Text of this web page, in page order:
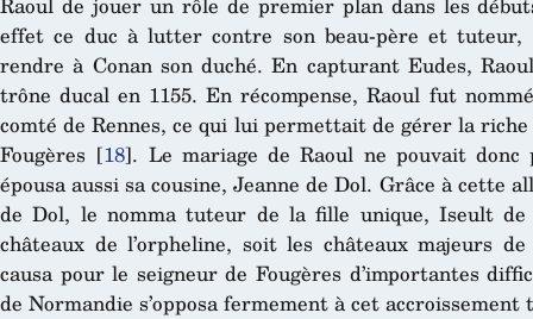
effet ce duc à lutter contre son beau-père et
rendre à Conan son duché. En capturant Eudes,
trône ducal en 1155. En récompense, Raoul fut
comté de Rennes, ce qui lui permettait de gérer la
Fougères [18]. Le mariage de Raoul ne pouvait
épousa aussi sa cousine, Jeanne de Dol. Grâce à cette
de Dol, le nomma tuteur de la fille unique, Iseult
châteaux de l’orpheline, soit les châteaux majeurs
causa pour le seigneur de Fougères d’importantes
de Normandie s’opposa fermement à cet